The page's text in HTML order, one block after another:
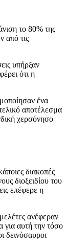
το 80% της
από τις
υπήρξαν
ότι η
ένα
αποτέλεσμα
χερσόνησο
διακοπές
διοξειδίου του
επέφερε η
ανέφεραν
για αυτή την τόσο
δεινόσαυροι